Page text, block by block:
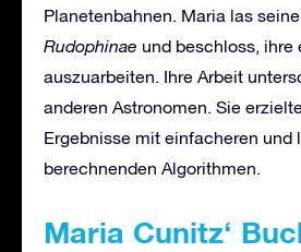
Planetenbahnen. Maria las seine
Rudophinae und beschloss, ihre
auszuarbeiten. Ihre Arbeit
anderen Astronomen. Sie
Ergebnisse mit einfacheren und
berechnenden Algorithmen.
Maria Cunitz‘